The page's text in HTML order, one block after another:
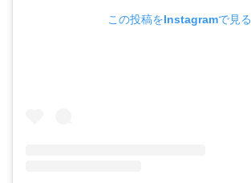
この投稿をInstagramで見る